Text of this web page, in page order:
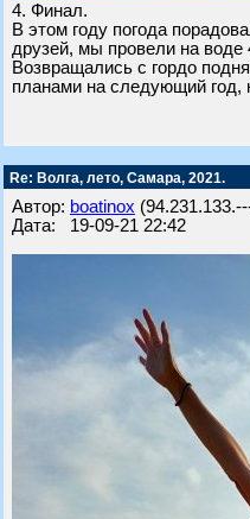
4. Финал.
В этом году погода
друзей, мы провели на воде
Возвращались с гордо
планами на следующий
Re: Волга, лето, Самара, 2021.
Автор: boatinox
Дата: 19-09-21 22:42